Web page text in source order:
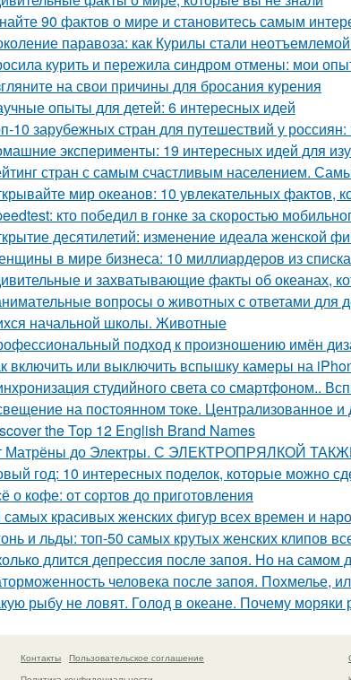
90 фактов о мире и становитесь самым
паравоза: как Курилы стали
курить и пережила синдром отмены: мои
на свои причины для бросания курения
опыты для детей: 6 интересных идей
10 зарубежных стран для путешествий у россиян:
эксперименты: 19 интересных идей для
стран с самым счастливым населением.
мир океанов: 10 увлекательных фактов,
кто победил в гонке за скоростью
десятилетий: изменение идеала женской
в мире бизнеса: 10 миллиардеров из
и захватывающие факты об океанах,
вопросы о животных с ответами для
начальной школы. Животные
подход к произношению имён
включить или выключить вспышку камеры на
студийного света со смартфоном..
на постоянном токе. Централизованное
the Top 12 English Brand Names
Матрёны до Электры. С ЭЛЕКТРОПРЯЛКОЙ
год: 10 интересных поделок, которые можно
о кофе: от сортов до приготовления
самых красивых женских фигур всех времен и
и льды: топ-50 самых крутых женских клипов
длится депрессия после запоя. Но на
человека после запоя. Похмелье,
рыбу не ловят. Голод в океане. Почему моряки
Контакты
Пользовательское соглашение